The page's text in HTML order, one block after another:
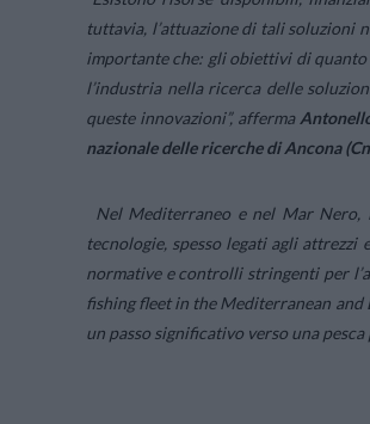
tuttavia, l’attuazione di tali soluzioni
importante che: gli obiettivi di
l’industria nella ricerca delle
queste innovazioni”, afferma
nazionale delle ricerche di Ancona
Nel Mediterraneo e nel Mar Nero,
tecnologie, spesso legati agli attrezzi
normative e controlli stringenti per
fishing fleet in the Mediterranean and
un passo significativo verso una